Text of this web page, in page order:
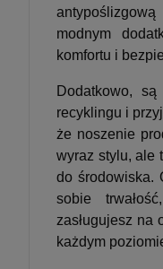
modnym
komfortu i
Dodatkowo,
recyklingu i
że noszenie
wyraz stylu, ale
do środowiska.
sobie
zasługujesz na
każdym